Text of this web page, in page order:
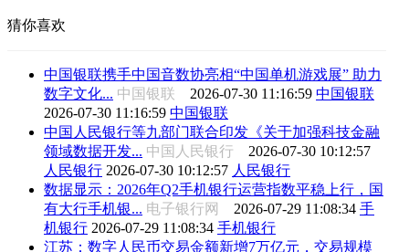
猜你喜欢
中国银联携手中国音数协亮相“中国单机游戏展” 助力
数字文化... 中国银联 2026-07-30 11:16:59 中国银联
2026-07-30 11:16:59 中国银联
中国人民银行等九部门联合印发《关于加强科技金融
领域数据开发... 中国人民银行 2026-07-30 10:12:57
人民银行 2026-07-30 10:12:57 人民银行
数据显示：2026年Q2手机银行运营指数平稳上行，国
有大行手机银... 电子银行网 2026-07-29 11:08:34 手
机银行 2026-07-29 11:08:34 手机银行
江苏：数字人民币交易金额新增7万亿元，交易规模